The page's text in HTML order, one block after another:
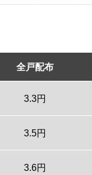
全戸配布
3.3円
3.5円
3.6円